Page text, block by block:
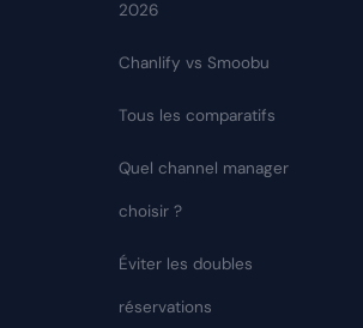
2026
Chanlify vs Smoobu
Tous les comparatifs
Quel channel manager
choisir ?
Éviter les doubles
réservations